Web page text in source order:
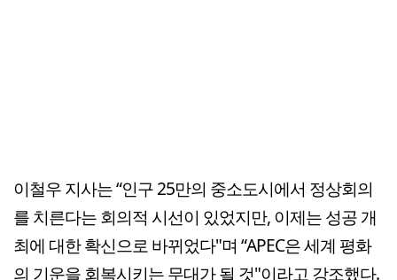
이철우 지사는 “인구 25만의 중소도시에서 정상회의
를 치른다는 회의적 시선이 있었지만, 이제는 성공 개
최에 대한 확신으로 바뀌었다"며 “APEC은 세계 평화
의 기운을 회복시키는 무대가 될 것"이라고 강조했다.